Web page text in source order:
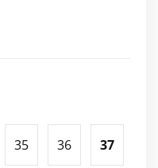
35 36 37